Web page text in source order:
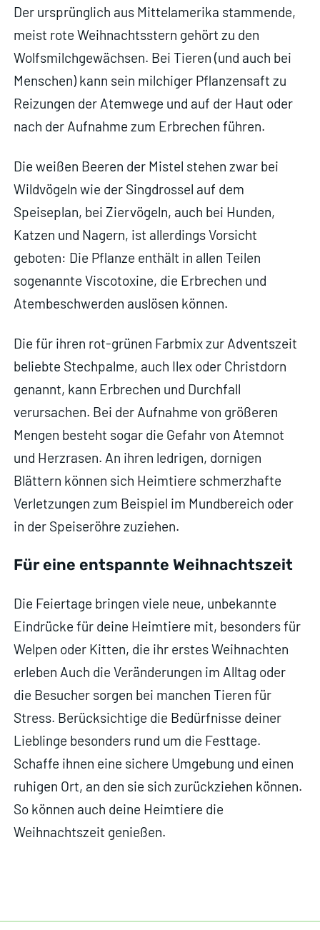
Der ursprünglich aus Mittelamerika stammende,
meist rote Weihnachtsstern gehört zu den
Wolfsmilchgewächsen. Bei Tieren (und auch bei
Menschen) kann sein milchiger Pflanzensaft zu
Reizungen der Atemwege und auf der Haut oder
nach der Aufnahme zum Erbrechen führen.
Die weißen Beeren der Mistel stehen zwar bei
Wildvögeln wie der Singdrossel auf dem
Speiseplan, bei Ziervögeln, auch bei Hunden,
Katzen und Nagern, ist allerdings Vorsicht
geboten: Die Pflanze enthält in allen Teilen
sogenannte Viscotoxine, die Erbrechen und
Atembeschwerden auslösen können.
Die für ihren rot-grünen Farbmix zur Adventszeit
beliebte Stechpalme, auch Ilex oder Christdorn
genannt, kann Erbrechen und Durchfall
verursachen. Bei der Aufnahme von größeren
Mengen besteht sogar die Gefahr von Atemnot
und Herzrasen. An ihren ledrigen, dornigen
Blättern können sich Heimtiere schmerzhafte
Verletzungen zum Beispiel im Mundbereich oder
in der Speiseröhre zuziehen.
Für eine entspannte Weihnachtszeit
Die Feiertage bringen viele neue, unbekannte
Eindrücke für deine Heimtiere mit, besonders für
Welpen oder Kitten, die ihr erstes Weihnachten
erleben Auch die Veränderungen im Alltag oder
die Besucher sorgen bei manchen Tieren für
Stress. Berücksichtige die Bedürfnisse deiner
Lieblinge besonders rund um die Festtage.
Schaffe ihnen eine sichere Umgebung und einen
ruhigen Ort, an den sie sich zurückziehen können.
So können auch deine Heimtiere die
Weihnachtszeit genießen.